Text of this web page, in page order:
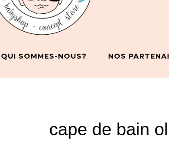
QUI SOMMES-NOUS? NOS
cape de bain